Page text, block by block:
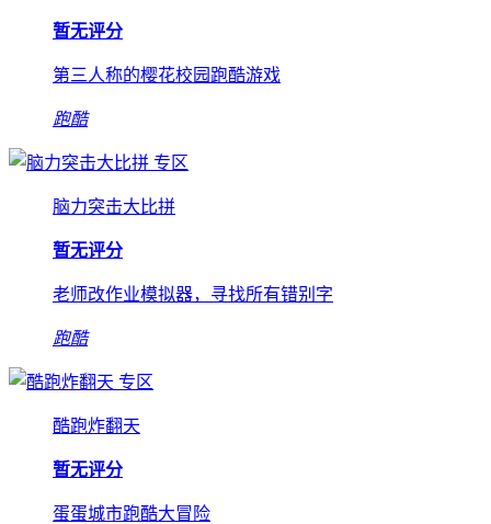
暂无评分
第三人称的樱花校园跑酷游戏
跑酷
专区
脑力突击大比拼
暂无评分
老师改作业模拟器，寻找所有错别字
跑酷
专区
酷跑炸翻天
暂无评分
蛋蛋城市跑酷大冒险